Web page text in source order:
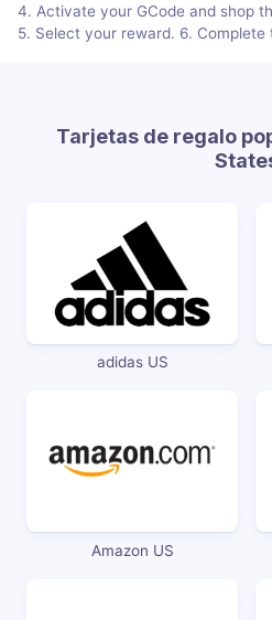
4. Activate your GCode and shop
5. Select your reward. 6.
Tarjetas de regalo
adidas US
Amazon US